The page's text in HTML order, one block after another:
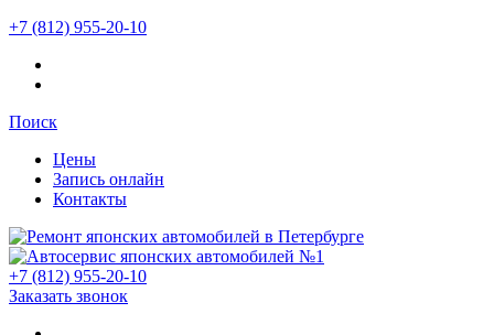
+7 (812) 955-20-10
Поиск
Цены
Запись онлайн
Контакты
+7 (812) 955-20-10
Заказать звонок